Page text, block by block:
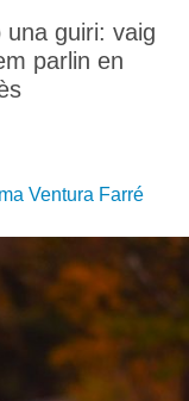
guiri: vaig
parlin en
Ventura Farré